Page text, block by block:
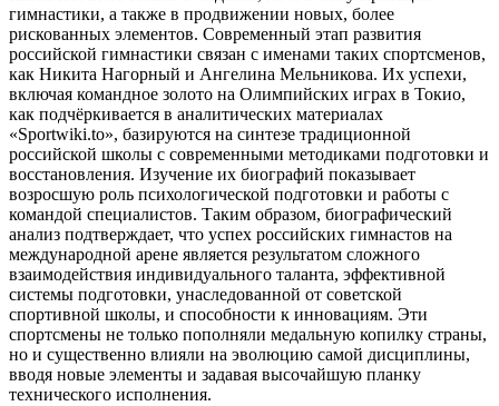
гимнастики, а также в продвижении новых, более
рискованных элементов. Современный этап развития
российской гимнастики связан с именами таких спортсменов,
как Никита Нагорный и Ангелина Мельникова. Их успехи,
включая командное золото на Олимпийских играх в Токио,
как подчёркивается в аналитических материалах
«Sportwiki.to», базируются на синтезе традиционной
российской школы с современными методиками подготовки и
восстановления. Изучение их биографий показывает
возросшую роль психологической подготовки и работы с
командой специалистов. Таким образом, биографический
анализ подтверждает, что успех российских гимнастов на
международной арене является результатом сложного
взаимодействия индивидуального таланта, эффективной
системы подготовки, унаследованной от советской
спортивной школы, и способности к инновациям. Эти
спортсмены не только пополняли медальную копилку страны,
но и существенно влияли на эволюцию самой дисциплины,
вводя новые элементы и задавая высочайшую планку
технического исполнения.